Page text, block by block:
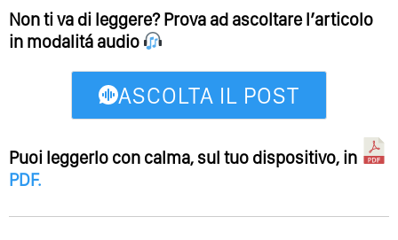
Non ti va di leggere? Prova ad ascoltare l’articolo
in modalitá audio
ASCOLTA IL POST
Puoi leggerlo con calma, sul tuo dispositivo, in
PDF.